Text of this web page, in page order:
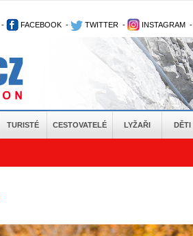
- FACEBOOK - TWITTER - INSTAGRAM -
TURISTÉ CESTOVATELÉ LYŽAŘI DĚTI